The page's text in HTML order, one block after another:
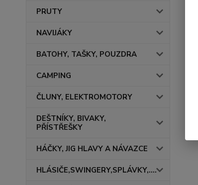
PRUTY
NAVIJÁKY
BATOHY, TAŠKY, POUZDRA
CAMPING
ČLUNY, ELEKTROMOTORY
DEŠTNÍKY, BIVAKY,
PŘÍSTŘEŠKY
HÁČKY, JIG HLAVY A NÁVAZCE
HLÁSIČE,SWINGERY,SPLÁVKY,....